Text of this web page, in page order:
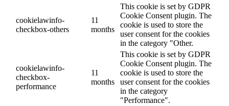
cookielawinfo-
checkbox-others
11
months
This cookie is set by GDPR
Cookie Consent plugin. The
cookie is used to store the
user consent for the cookies
in the category "Other.
cookielawinfo-
checkbox-
performance
11
months
This cookie is set by GDPR
Cookie Consent plugin. The
cookie is used to store the
user consent for the cookies
in the category
"Performance".